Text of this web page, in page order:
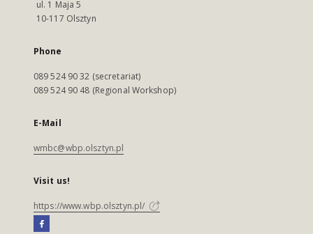
ul. 1 Maja 5
10-117 Olsztyn
Phone
089 524 90 32 (secretariat)
089 524 90 48 (Regional Workshop)
E-Mail
wmbc@wbp.olsztyn.pl
Visit us!
https://www.wbp.olsztyn.pl/